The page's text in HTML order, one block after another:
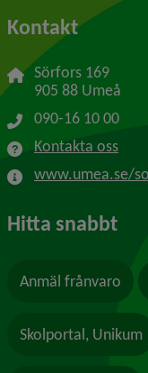
Kontakt
Sörfors 169
905 88 Umeå
090-16 10 00
Kontakta oss
www.umea.se/
Hitta snabbt
Anmäl frånvaro
Skolportal, Unikum